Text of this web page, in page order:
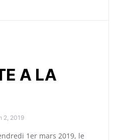
A LA
2, 2019
1er mars 2019, le